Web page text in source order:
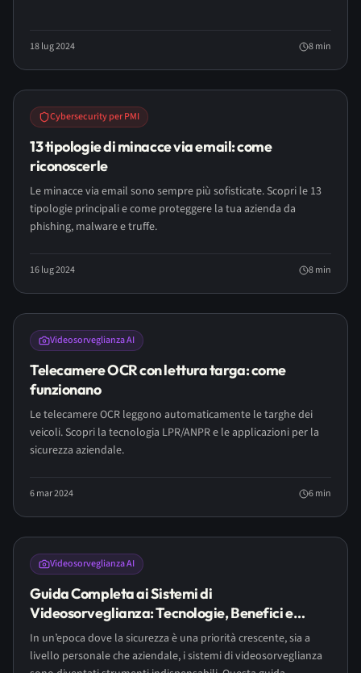
18 lug 2024 8min
Cybersecurity per PMI
13 tipologie di minacce via email: come
riconoscerle
Le minacce via email sono sempre più sofisticate. Scopri le 13
tipologie principali e come proteggere la tua azienda da
phishing, malware e truffe.
16 lug 2024 8min
Videosorveglianza AI
Telecamere OCR con lettura targa: come
funzionano
Le telecamere OCR leggono automaticamente le targhe dei
veicoli. Scopri la tecnologia LPR/ANPR e le applicazioni per la
sicurezza aziendale.
6 mar 2024 6min
Videosorveglianza AI
Guida Completa ai Sistemi di
Videosorveglianza: Tecnologie, Benefici e
Tendenze
In un’epoca dove la sicurezza è una priorità crescente, sia a
livello personale che aziendale, i sistemi di videosorveglianza